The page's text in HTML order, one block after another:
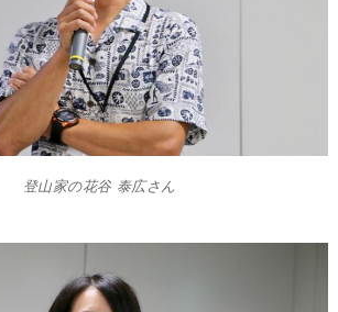
登山家の花谷 泰広さん